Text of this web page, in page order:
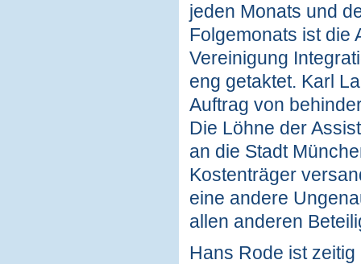
jeden Monats und
Folgemonats ist die
Vereinigung
eng getaktet. Karl
Auftrag von
Die Löhne der
an die Stadt
Kostenträger
eine andere
allen anderen
Hans Rode ist